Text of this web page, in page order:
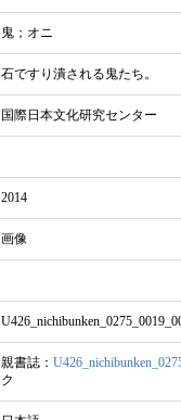
鬼；オニ
石ですり潰される鬼たち。
国際日本文化研究センター
2014
画像
親書誌：
ク